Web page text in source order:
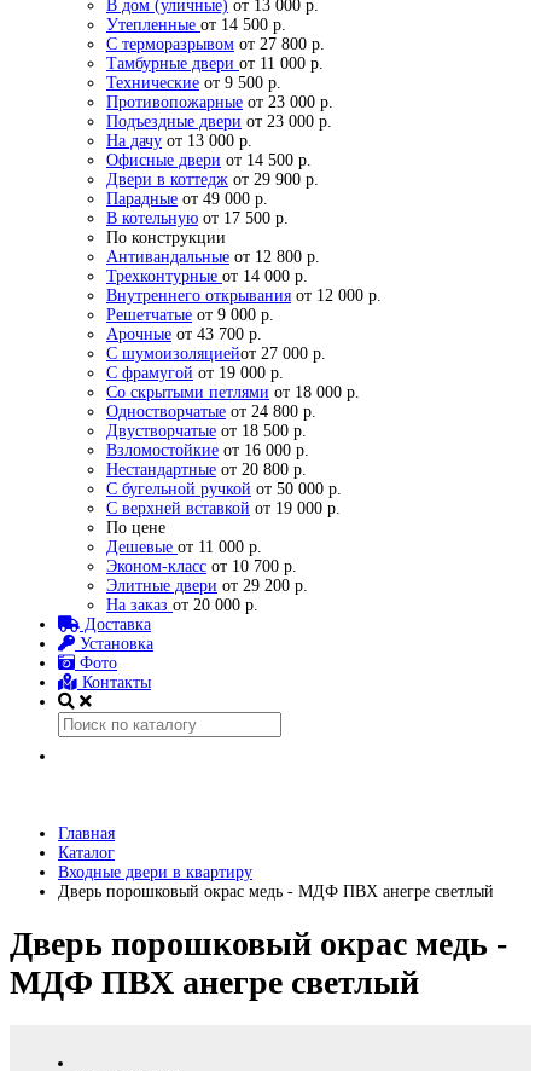
В дом (уличные) от 13 000 р.
Утепленные от 14 500 р.
С терморазрывом от 27 800 р.
Тамбурные двери от 11 000 р.
Технические от 9 500 р.
Противопожарные от 23 000 р.
Подъездные двери от 23 000 р.
На дачу от 13 000 р.
Офисные двери от 14 500 р.
Двери в коттедж от 29 900 р.
Парадные от 49 000 р.
В котельную от 17 500 р.
По конструкции
Антивандальные от 12 800 р.
Трехконтурные от 14 000 р.
Внутреннего открывания от 12 000 р.
Решетчатые от 9 000 р.
Арочные от 43 700 р.
С шумоизоляциейот 27 000 р.
С фрамугой от 19 000 р.
Со скрытыми петлями от 18 000 р.
Одностворчатые от 24 800 р.
Двустворчатые от 18 500 р.
Взломостойкие от 16 000 р.
Нестандартные от 20 800 р.
С бугельной ручкой от 50 000 р.
С верхней вставкой от 19 000 р.
По цене
Дешевые от 11 000 р.
Эконом-класс от 10 700 р.
Элитные двери от 29 200 р.
На заказ от 20 000 р.
Доставка
Установка
Фото
Контакты
Главная
Каталог
Входные двери в квартиру
Дверь порошковый окрас медь - МДФ ПВХ анегре светлый
Дверь порошковый окрас медь -
МДФ ПВХ анегре светлый